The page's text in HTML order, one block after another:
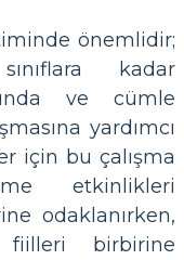
önemlidir;
kadar
ve cümle
yardımcı
için bu çalışma
etkinlikleri
odaklanırken,
birbirine